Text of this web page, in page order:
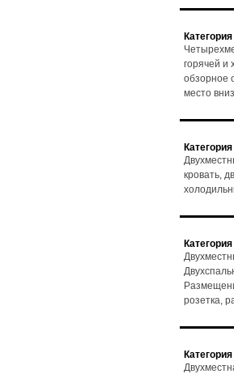
горячей и
обзорное
место
кровать,
розетка,